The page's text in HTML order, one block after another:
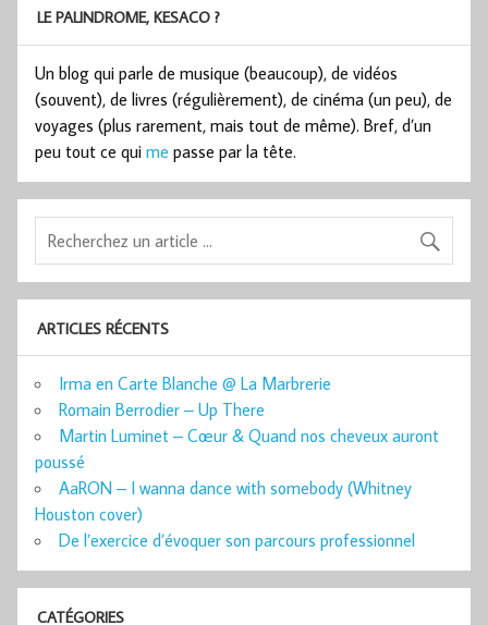
LE PALINDROME, KESACO ?
Un blog qui parle de musique (beaucoup), de vidéos
(souvent), de livres (régulièrement), de cinéma (un peu), de
voyages (plus rarement, mais tout de même). Bref, d’un
peu tout ce qui me passe par la tête.
ARTICLES RÉCENTS
Irma en Carte Blanche @ La Marbrerie
Romain Berrodier – Up There
Martin Luminet – Cœur & Quand nos cheveux auront
poussé
AaRON – I wanna dance with somebody (Whitney
Houston cover)
De l’exercice d’évoquer son parcours professionnel
CATÉGORIES